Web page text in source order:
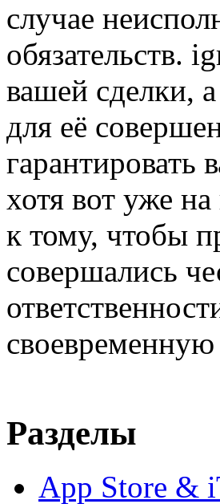
случае
обязательств.
вашей сделки,
для её
гарантировать
хотя вот уже
к тому, чтобы
совершались
своевременную
Разделы
App Store &